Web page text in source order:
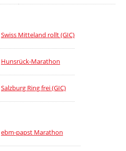
Swiss Mitteland rollt (GIC)
Hunsrück-Marathon
Salzburg Ring frei (GIC)
ebm-papst Marathon